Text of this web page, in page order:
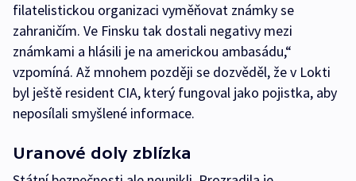
filatelistickou organizaci vyměňovat známky se
zahraničím. Ve Finsku tak dostali negativy mezi
známkami a hlásili je na americkou ambasádu,“
vzpomíná. Až mnohem později se dozvěděl, že v Lokti
byl ještě resident CIA, který fungoval jako pojistka, aby
neposílali smyšlené informace.
Uranové doly zblízka